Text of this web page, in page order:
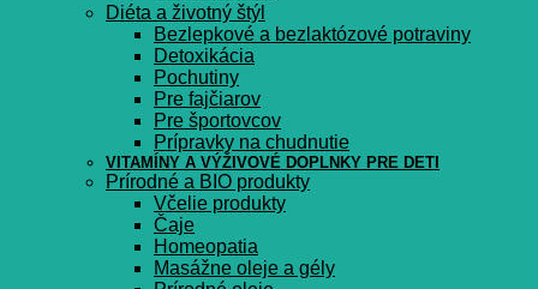
Diéta a životný štýl
Bezlepkové a bezlaktózové potraviny
Detoxikácia
Pochutiny
Pre fajčiarov
Pre športovcov
Prípravky na chudnutie
VITAMÍNY A VÝŽIVOVÉ DOPLNKY PRE DETI
Prírodné a BIO produkty
Včelie produkty
Čaje
Homeopatia
Masážne oleje a gély